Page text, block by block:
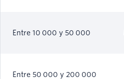
Entre 10 000 y 50 000
Entre 50 000 y 200 000